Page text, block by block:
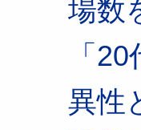
場数
「
異性